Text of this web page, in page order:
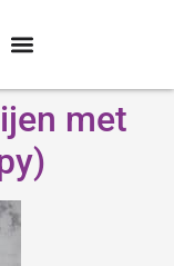
met